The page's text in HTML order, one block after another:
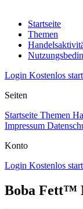
Startseite
Themen
Login Kostenlos
Seiten
Startseite Themen
Impressum
Konto
Login Kostenlos
Boba Fett™